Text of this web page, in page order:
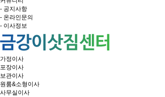
- 공지사항
- 온라인문의
- 이사정보
가정이사
포장이사
보관이사
원룸&소형이사
사무실이사